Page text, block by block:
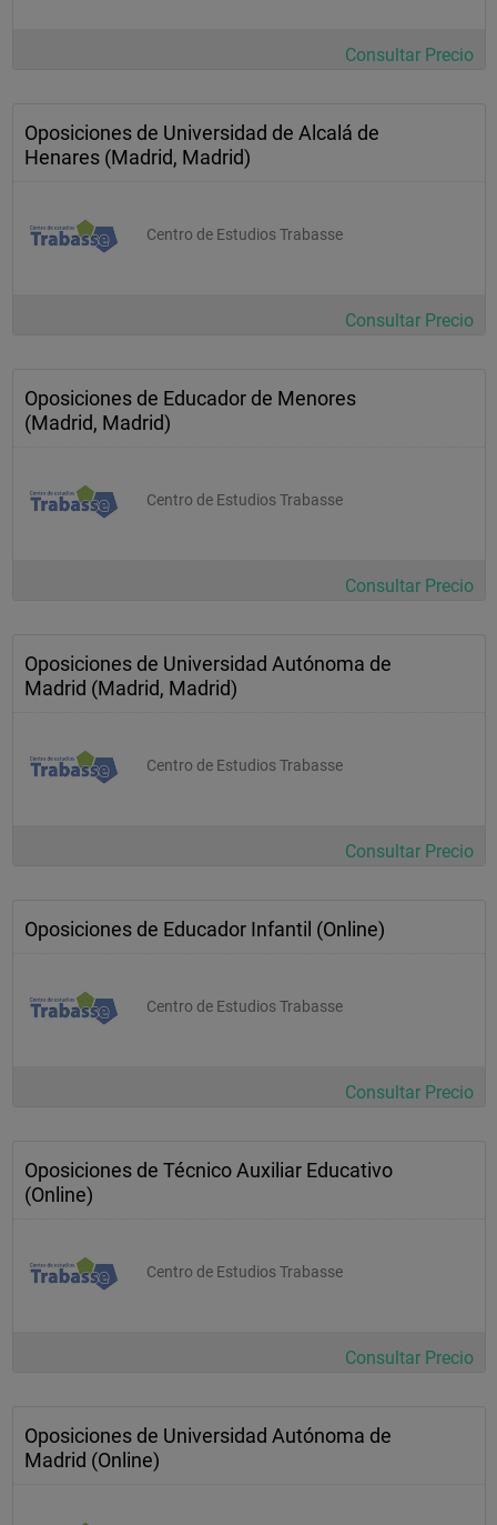
Consultar Precio
Oposiciones de Universidad de Alcalá de
Henares (Madrid, Madrid)
Centro de Estudios Trabasse
Consultar Precio
Oposiciones de Educador de Menores
(Madrid, Madrid)
Centro de Estudios Trabasse
Consultar Precio
Oposiciones de Universidad Autónoma de
Madrid (Madrid, Madrid)
Centro de Estudios Trabasse
Consultar Precio
Oposiciones de Educador Infantil (Online)
Centro de Estudios Trabasse
Consultar Precio
Oposiciones de Técnico Auxiliar Educativo
(Online)
Centro de Estudios Trabasse
Consultar Precio
Oposiciones de Universidad Autónoma de
Madrid (Online)